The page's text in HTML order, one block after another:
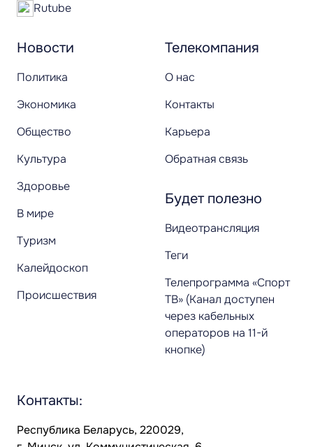
Новости
Политика
Экономика
Общество
Культура
Здоровье
В мире
Туризм
Калейдоскоп
Происшествия
Телекомпания
О нас
Контакты
Карьера
Обратная связь
Будет полезно
Видеотрансляция
Теги
Телепрограмма «Спорт
ТВ» (Канал доступен
через кабельных
операторов на 11-й
кнопке)
Rutube
Контакты:
Республика Беларусь, 220029,